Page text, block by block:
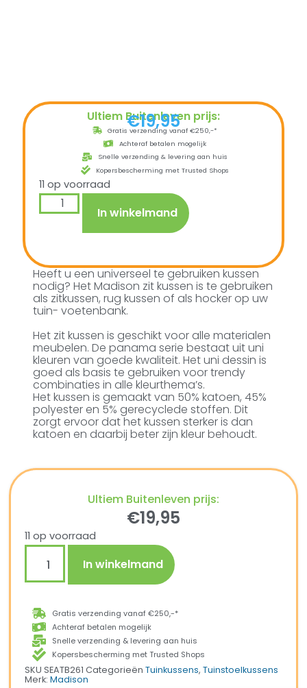
Ultiem Buitenleven prijs:
€19,95
Gratis verzending vanaf €250,-*
Achteraf betalen mogelijk
Snelle verzending & levering aan huis
Kopersbescherming met Trusted Shops
11 op voorraad
In winkelmand
Heeft u een universeel te gebruiken kussen
nodig? Het Madison zit kussen is te gebruiken
als zitkussen, rug kussen of als hocker op uw
tuin- voetenbank.
Het zit kussen is geschikt voor alle materialen
meubelen. De panama serie bestaat uit uni
kleuren van goede kwaliteit. Het uni dessin is
goed als basis te gebruiken voor trendy
combinaties in alle kleurthema’s.
Het kussen is gemaakt van 50% katoen, 45%
polyester en 5% gerecyclede stoffen. Dit
zorgt ervoor dat het kussen sterker is dan
katoen en daarbij beter zijn kleur behoudt.
Ultiem Buitenleven prijs:
€19,95
11 op voorraad
In winkelmand
Gratis verzending vanaf €250,-*
Achteraf betalen mogelijk
Snelle verzending & levering aan huis
Kopersbescherming met Trusted Shops
SKUSEATB261Categorieën Tuinkussens,Tuinstoelkussens
Merk:Madison